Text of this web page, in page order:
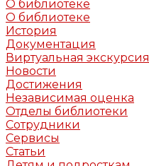
О библиотеке
О библиотеке
История
Документация
Виртуальная экскурсия
Новости
Достижения
Независимая оценка
Отделы библиотеки
Сотрудники
Сервисы
Статьи